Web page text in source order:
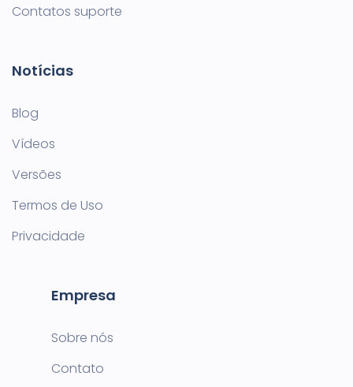
Contatos suporte
Notícias
Blog
Vídeos
Versões
Termos de Uso
Privacidade
Empresa
Sobre nós
Contato